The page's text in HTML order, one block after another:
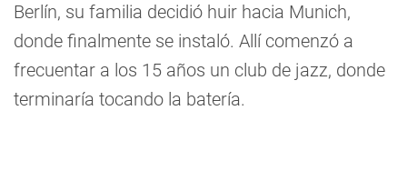
Berlín, su familia decidió huir hacia Munich,
donde finalmente se instaló. Allí comenzó a
frecuentar a los 15 años un club de jazz, donde
terminaría tocando la batería.